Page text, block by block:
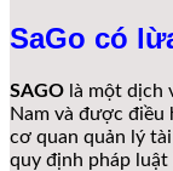
SaGo có
SAGO là một dịch
Nam và được điều
cơ quan quản lý
quy định pháp luật